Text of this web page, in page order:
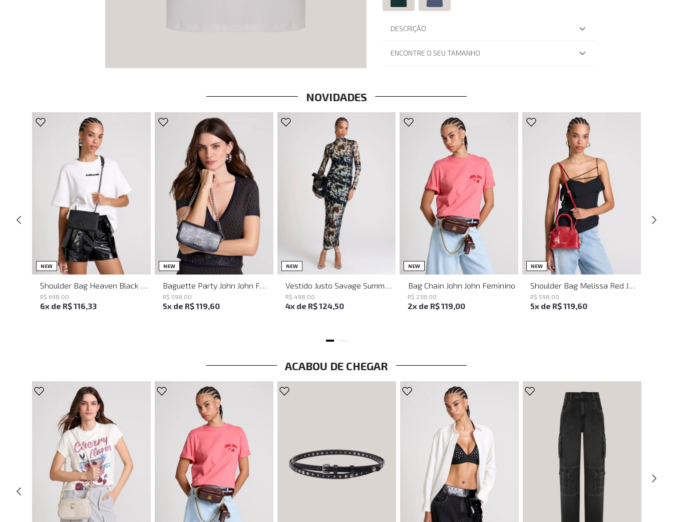
DESCRIÇÃO
ENCONTRE O SEU TAMANHO
NOVIDADES
NEW UN
Shoulder Bag Heaven Black John John Feminina
R$ 698 00
6x de R$116,33
NEW UN
Baguette Party John John Feminina
R$ 598 00
5x de R$119,60
NEW PP P M
Vestido Justo Savage Summer John John Feminino
R$ 498 00
4x de R$124,50
NEW UN
Bag Chain John John Feminino
R$ 238 00
2x de R$119,00
NEW UN
Shoulder Bag Melissa Red John John Feminina
R$ 598 00
5x de R$119,60
ACABOU DE CHEGAR